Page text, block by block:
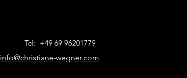
Tel: +49 69 96201779
info@christiane-wegner.com